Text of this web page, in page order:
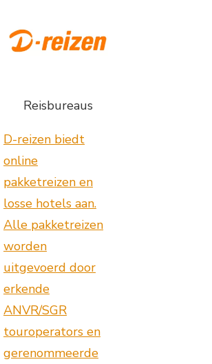
Reisbureaus
D-reizen biedt
online
pakketreizen en
losse hotels aan.
Alle pakketreizen
worden
uitgevoerd door
erkende
ANVR/SGR
touroperators en
gerenommeerde